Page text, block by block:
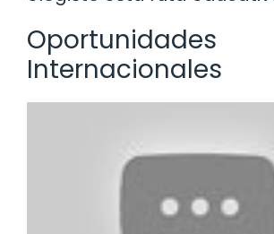
Oportunidades
Internacionales